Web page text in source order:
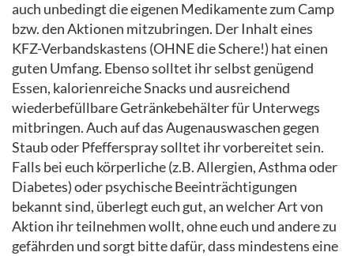
auch unbedingt die eigenen Medikamente zum Camp
bzw. den Aktionen mitzubringen. Der Inhalt eines
KFZ-Verbandskastens (OHNE die Schere!) hat einen
guten Umfang. Ebenso solltet ihr selbst genügend
Essen, kalorienreiche Snacks und ausreichend
wiederbefüllbare Getränkebehälter für Unterwegs
mitbringen. Auch auf das Augenauswaschen gegen
Staub oder Pfefferspray solltet ihr vorbereitet sein.
Falls bei euch körperliche (z.B. Allergien, Asthma oder
Diabetes) oder psychische Beeinträchtigungen
bekannt sind, überlegt euch gut, an welcher Art von
Aktion ihr teilnehmen wollt, ohne euch und andere zu
gefährden und sorgt bitte dafür, dass mindestens eine